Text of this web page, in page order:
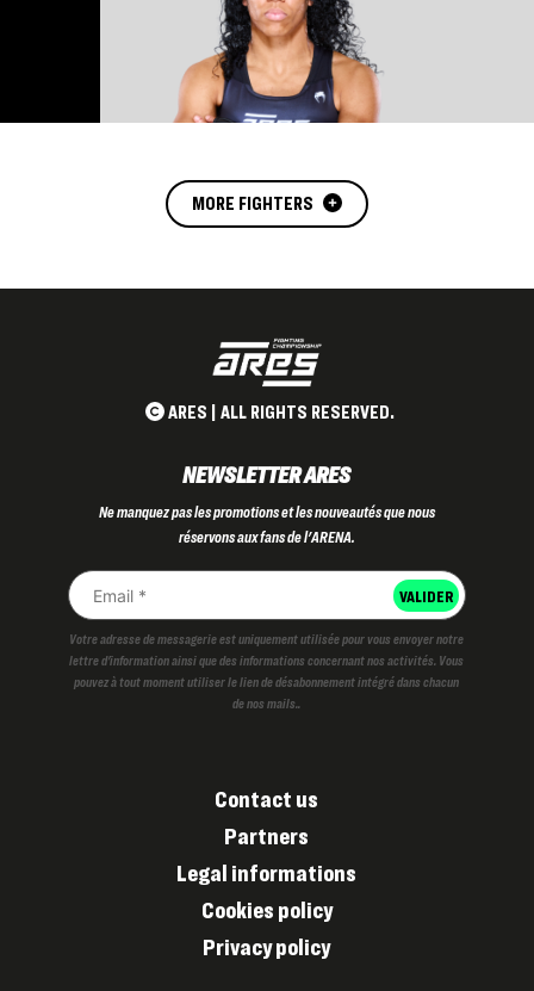
MORE FIGHTERS
ARES | ALL RIGHTS RESERVED.
NEWSLETTER ARES
Ne manquez pas les promotions et les nouveautés que nous
réservons aux fans de l'ARENA.
Votre adresse de messagerie est uniquement utilisée pour vous envoyer notre
lettre d'information ainsi que des informations concernant nos activités. Vous
pouvez à tout moment utiliser le lien de désabonnement intégré dans chacun
de nos mails..
Contact us
Partners
Legal informations
Cookies policy
Privacy policy